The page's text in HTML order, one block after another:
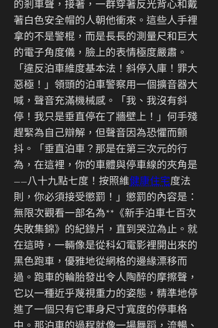
的剎車聲，接著，一群穿著反光背心和戴
著白色安全帽的人朝他衝來。這些人手裡
拿的不是警棍，而是長長的測量尺和巨大
的電子角度儀，臉上的表情極度嚴肅。
「違反泊車維度基本法！斜停入庫！罪大
惡極！」領頭的泊車警察用一個擴音器大
喊，聲音充滿機械感。「我、我沒有斜
停！我只是垂直停在了牆壁上！」何手殘
趕緊為自己辯解，但聲音因為恐懼而顫
抖。「垂直泊車？那是在第三次元的行
為，在這裡，你的車體與停車線的夾角是
——八十九點七度！按照維健康住宅度法
則，你必須接受懲罰！」懲罰的內容是：
無限次觀看一部名為**《新手泊車七百次
失敗集錦》的紀錄片，直到哭泣為止。就
在這時，一輛像是從科幻電影裡開出來的
黑色跑車，優雅地從網格的邊緣漂移而
過。跑車的輪胎發出令人陶醉的摩擦聲，
它以一種近乎蔑視重力的姿態，精準地停
進了一個只有它車身尺寸寬度的停車格